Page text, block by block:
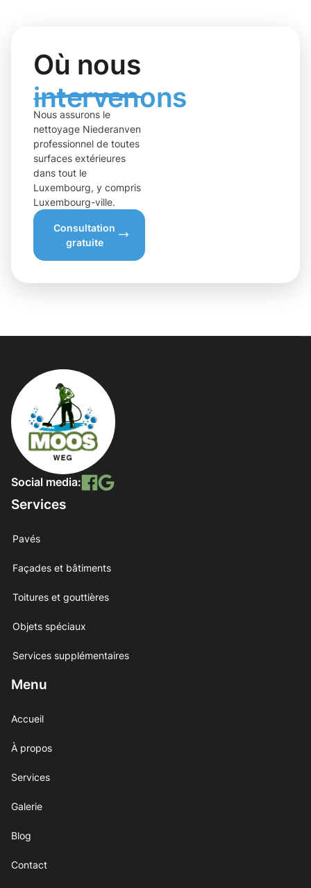
Où nous
intervenons
Nous assurons le
nettoyage Niederanven
professionnel de toutes
surfaces extérieures
dans tout le
Luxembourg, y compris
Luxembourg-ville.
Consultation
gratuite
Social media:
Services
Pavés
Façades et bâtiments
Toitures et gouttières
Objets spéciaux
Services supplémentaires
Menu
Accueil
À propos
Services
Galerie
Blog
Contact